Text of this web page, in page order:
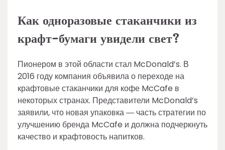
Как одноразовые стаканчики из
крафт-бумаги увидели свет?
Пионером в этой области стал McDonald’s. В
2016 году компания объявила о переходе на
крафтовые стаканчики для кофе McCafe в
некоторых странах. Представители McDonald’s
заявили, что новая упаковка ― часть стратегии по
улучшению бренда McCafe и должна подчеркнуть
качество и крафтовость напитков.